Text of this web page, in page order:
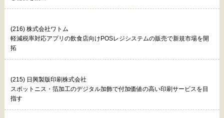
(216) 株式会社ワトム
軽減税率対応アプリの飲食店向けPOSレジシステムの販売で新規市場を開
拓
(215) 日興製版印刷株式会社
スポットニス・箔加工のデジタル加飾で付加価値の高い印刷サービスを目
指す